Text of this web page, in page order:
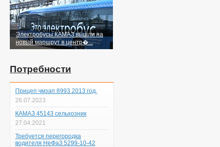
Электробусы КАМАЗ вышли на
новый маршрут в центр�...
Потребности
Прицеп чмзап 8993 2013 год.
26.07.2023
КАМАЗ 45143 сельхозник
27.04.2021
Требуется перегородка
водителя НеФаЗ 5299-10-42